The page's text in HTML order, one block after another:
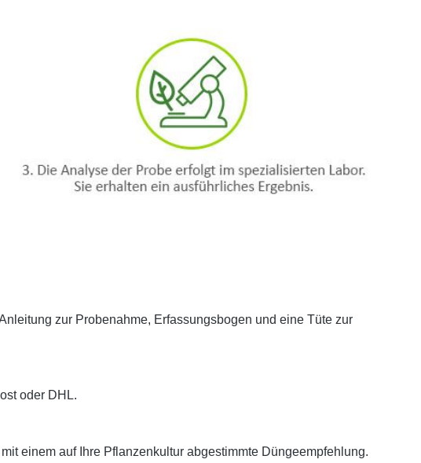
zur Probenahme, Erfassungsbogen und eine Tüte zur
oder DHL.
einem auf Ihre Pflanzenkultur abgestimmte Düngeempfehlung.